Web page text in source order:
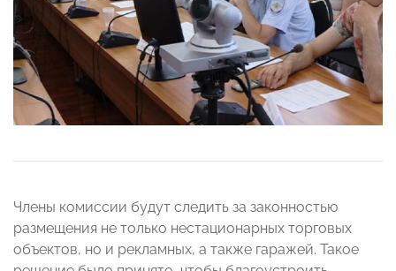
Члены комиссии будут следить за законностью
размещения не только нестационарных торговых
объектов, но и рекламных, а также гаражей. Такое